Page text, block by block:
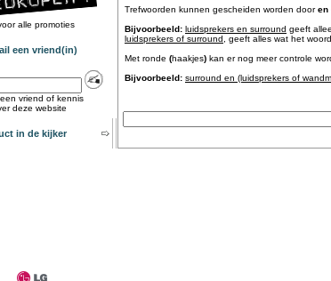
alle promoties
een vriend(in)
vriend of kennis
deze website
in de kijker
Trefwoorden kunnen gescheiden worden dooren
Bijvoorbeeld: luidsprekers en surround geeft
luidsprekers of surround , geeft alles wat het
Met ronde (haakjes) kan er nog meer controle
Bijvoorbeeld: surround en (luidsprekers of